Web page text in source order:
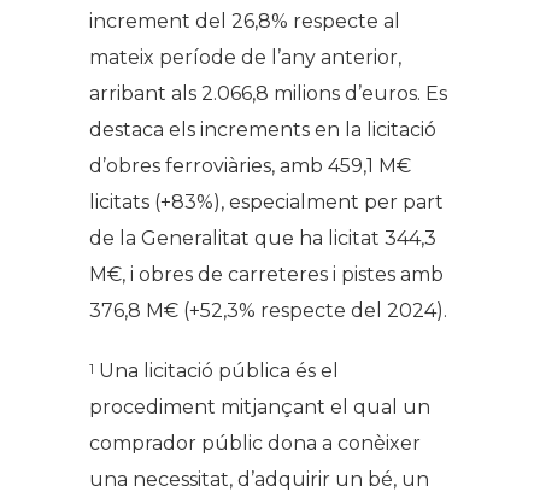
increment del 26,8% respecte al
mateix període de l’any anterior,
arribant als 2.066,8 milions d’euros. Es
destaca els increments en la licitació
d’obres ferroviàries, amb 459,1 M€
licitats (+83%), especialment per part
de la Generalitat que ha licitat 344,3
M€, i obres de carreteres i pistes amb
376,8 M€ (+52,3% respecte del 2024).
1 Una licitació pública és el
procediment mitjançant el qual un
comprador públic dona a conèixer
una necessitat, d’adquirir un bé, un